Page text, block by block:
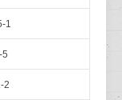
1
5
2